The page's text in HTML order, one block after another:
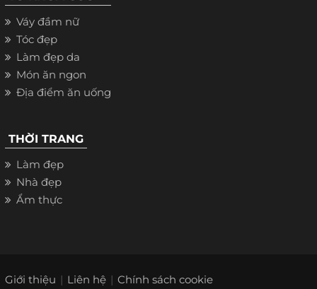
Váy đầm nữ
Tóc đẹp
Làm đẹp da
Món ăn ngon
Địa điểm ăn uống
THỜI TRANG
Làm đẹp
Nhà đẹp
Ẩm thực
Giới thiệu Liên hệ Chính sách cookie